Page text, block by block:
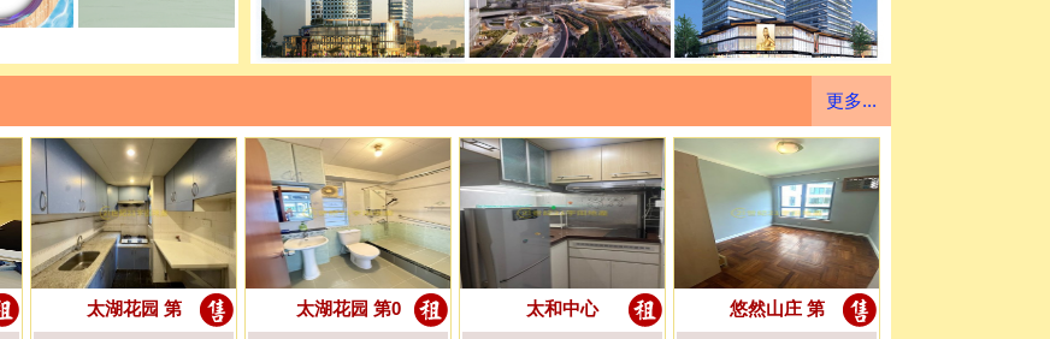
更多...
太湖花园 第 太湖花园 第0 太和中心 悠然山庄 第